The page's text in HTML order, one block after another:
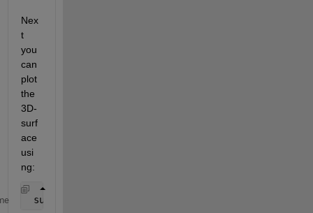
Nex
t
you
can
plot
the
3D-
surf
ace
usi
ng:
surf(x,y,z,